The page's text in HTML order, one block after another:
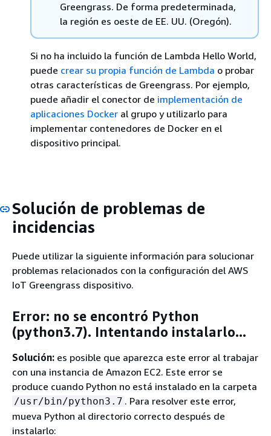
Greengrass. De forma predeterminada,
la región es oeste de EE. UU. (Oregón).
Si no ha incluido la función de Lambda Hello World,
puede crear su propia función de Lambda o probar
otras características de Greengrass. Por ejemplo,
puede añadir el conector de implementación de
aplicaciones Docker al grupo y utilizarlo para
implementar contenedores de Docker en el
dispositivo principal.
Solución de problemas de
incidencias
Puede utilizar la siguiente información para solucionar
problemas relacionados con la configuración del AWS
IoT Greengrass dispositivo.
Error: no se encontró Python
(python3.7). Intentando instalarlo...
Solución: es posible que aparezca este error al trabajar
con una instancia de Amazon EC2. Este error se
produce cuando Python no está instalado en la carpeta
/usr/bin/python3.7 . Para resolver este error,
mueva Python al directorio correcto después de
instalarlo: